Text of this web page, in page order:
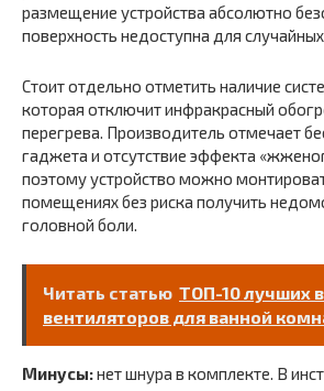
размещение устройства абсолютно
поверхность недоступна для
Стоит отдельно отметить наличие
которая отключит инфракрасный
перегрева. Производитель отмечает
гаджета и отсутствие эффекта
поэтому устройство можно
помещениях без риска получить
головной боли.
Читать статью ТОП-10 лучших
вентиляторов для ванной
Минусы:нет шнура в комплекте. В